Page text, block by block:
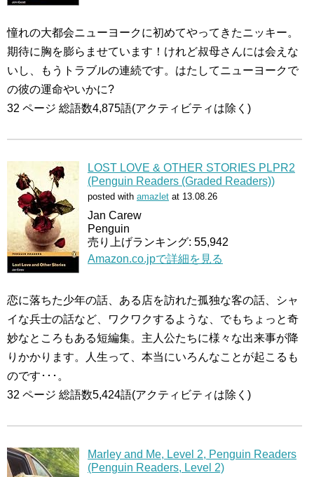
憧れの大都会ニューヨークに初めてやってきたニッキー。
期待に胸を膨らませています！けれど叔母さんには会えな
いし、もうトラブルの連続です。はたしてニューヨークで
の彼の運命やいかに?
32 ページ 総語数4,875語(アクティビティは除く)
LOST LOVE & OTHER STORIES PLPR2
(Penguin Readers (Graded Readers))
posted with amazlet at 13.08.26
Jan Carew
Penguin
売り上げランキング: 55,942
Amazon.co.jpで詳細を見る
恋に落ちた少年の話、ある店を訪れた孤独な客の話、シャ
イな兵士の話など、ワクワクするような、でもちょっと奇
妙なところもある短編集。主人公たちに様々な出来事が降
りかかります。人生って、本当にいろんなことが起こるも
のです･･･。
32 ページ 総語数5,424語(アクティビティは除く)
Marley and Me, Level 2, Penguin Readers
(Penguin Readers, Level 2)